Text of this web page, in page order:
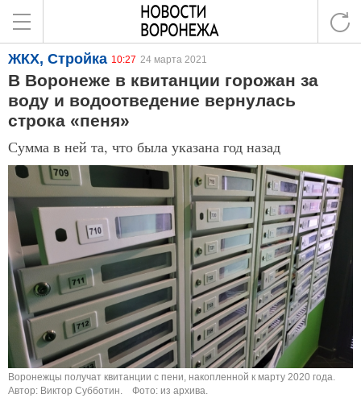
ЖКХ, Стройка 10:27 24 марта 2021
В Воронеже в квитанции горожан за
воду и водоотведение вернулась
строка «пеня»
Сумма в ней та, что была указана год назад
Воронежцы получат квитанции с пени, накопленной к марту 2020 года.
Автор: Виктор Субботин.
Фото: из архива.